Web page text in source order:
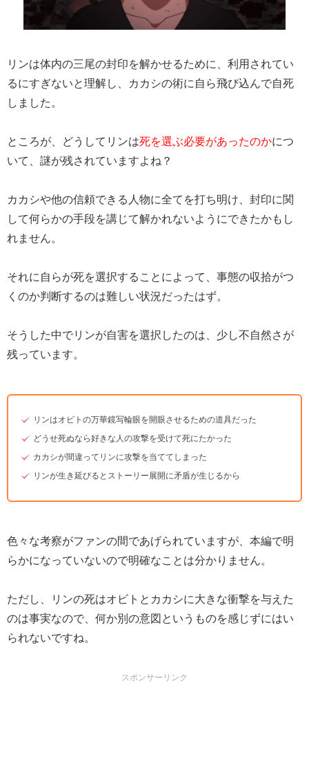
リンは体内の三尾の封印を解かせるために、利用されてい
るにすぎないと理解し、カカシの術に自ら飛び込んで自死
しました。
ところが、どうしてリンは死を選ぶ必要があったのかにつ
いて、謎が残されていますよね？
カカシや他の信頼できる人物に全てを打ち明け、封印に関
して何らかの手段を講じて解かれないようにできたかもし
れません。
それに自らが死を選択することによって、事態の収拾がつ
くのか判断するのは難しい状況だったはず。
そうした中でリンが自害を選択したのは、少し不自然さが
残っています。
リンはオビトの万華鏡写輪眼を開眼させるための道具だった
どうせ死ぬなら好きな人の攻撃を受けて死にたかった
カカシが間違ってリンに攻撃を当ててしまった
リンが生き延びるとストーリー展開に矛盾が生じるから
色々な考察がファンの間であげられていますが、本編で明
らかになっていないので明確なことは分かりません。
ただし、リンの死はオビトとカカシに大きな衝撃を与えた
のは事実なので、何か別の意図というものを感じずにはい
られないですね。
スポンサーリンク